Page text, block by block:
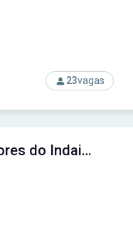
23vagas
Prefeitura de Dores do Indaiá-MG - Prefeitura Municipal de Dores do Indaiá-MG